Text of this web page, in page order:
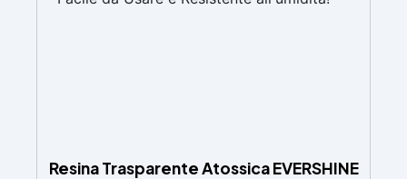
Resina Trasparente Atossica EVERSHINE